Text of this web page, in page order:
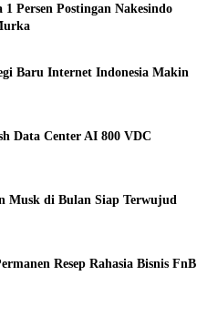
Persen Postingan Nakesindo
Baru Internet Indonesia Makin
Data Center AI 800 VDC
Musk di Bulan Siap Terwujud
Resep Rahasia Bisnis FnB